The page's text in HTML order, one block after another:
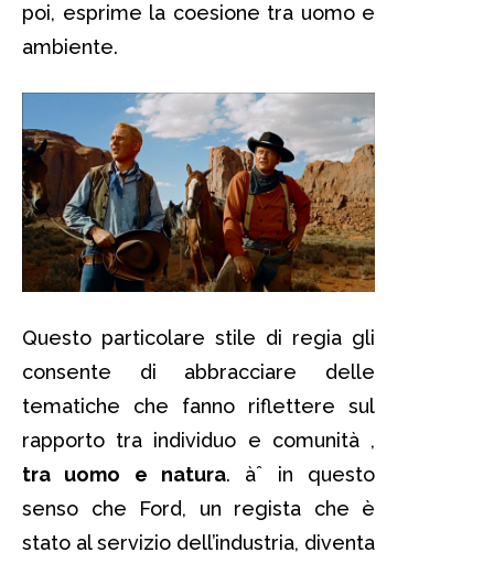
poi, esprime la coesione tra uomo e
ambiente.
Questo particolare stile di regia gli
consente di abbracciare delle
tematiche che fanno riflettere sul
rapporto tra individuo e comunità ,
tra uomo e natura. àˆ in questo
senso che Ford, un regista che è
stato al servizio dell’industria, diventa